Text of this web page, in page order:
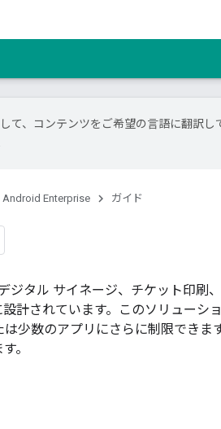
て、コンテンツをご希望の言語に翻訳し
Android Enterprise ガイド
ジタル サイネージ、チケット印刷
計されています。このソリューシ
少数のアプリにさらに制限できま
。